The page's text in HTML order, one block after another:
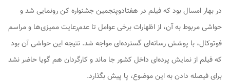
در بهار امسال بود که فیلم در هفتادوپنجمین جشنواره کن رونمایی شد و
حواشی مربوط به آن، از اظهارات برخی عوامل تا عدم‌رعایت ممیزی‌ها و مراسم
فوتوکال، با پوشش رسانه‌ای گسترده‌‎ای مواجه شد. نتیجه این حواشی آن بود
که فیلم از نمایش پرده‌ای داخل کشور جا ماند و کارگردان هم گویا حاضر نشد
برای فیصله دادن به این موضوع، پا پیش بگذارد.